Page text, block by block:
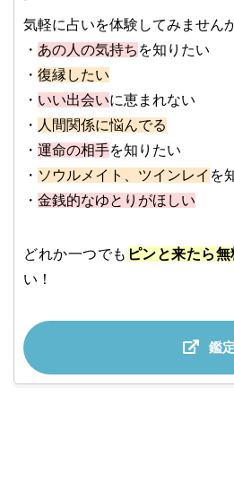
気軽に占いを体験してみません
・ あの人の気持ち を知りたい
・ 復縁したい
・ いい出会いに恵まれない
・ 人間関係に悩んでる
・ 運命の相手を知りたい
・ ソウルメイト、ツインレイ を
・ 金銭的なゆとりがほしい
どれか一つでも ピンと来たら無
い！
鑑定